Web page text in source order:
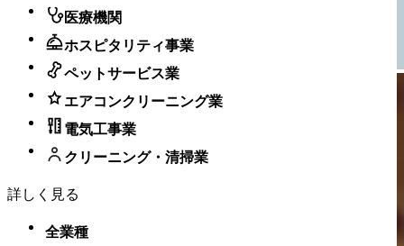
医療機関
ホスピタリティ事業
ペットサービス業
エアコンクリーニング業
電気工事業
クリーニング・清掃業
詳しく見る
全業種